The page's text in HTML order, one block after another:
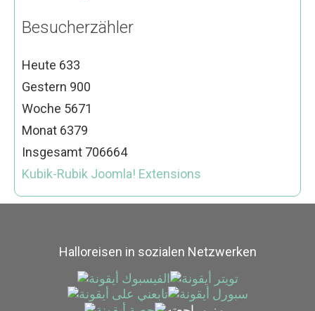
Besucherzähler
Heute 633
Gestern 900
Woche 5671
Monat 6379
Insgesamt 706664
Kubik-Rubik Joomla! Extensions
Halloreisen in sozialen Netzwerken